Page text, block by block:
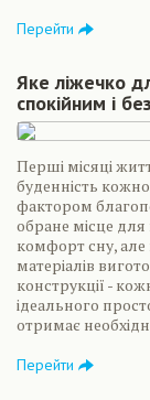
Перейти
Яке ліжечко
спокійним і
Перші місяці
буденність
фактором
обране місце
комфорт сну, але
матеріалів
конструкції -
ідеального
отримає
Перейти